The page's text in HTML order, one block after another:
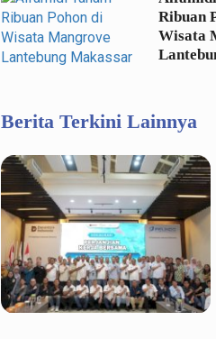
Ribuan
Wisata
Berita Terkini Lainnya